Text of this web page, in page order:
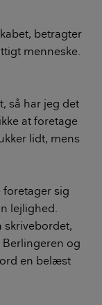
betragter
menneske.
så har jeg det
at foretage
lidt, mens
foretager sig
lejlighed.
skrivebordet,
og
en belæst